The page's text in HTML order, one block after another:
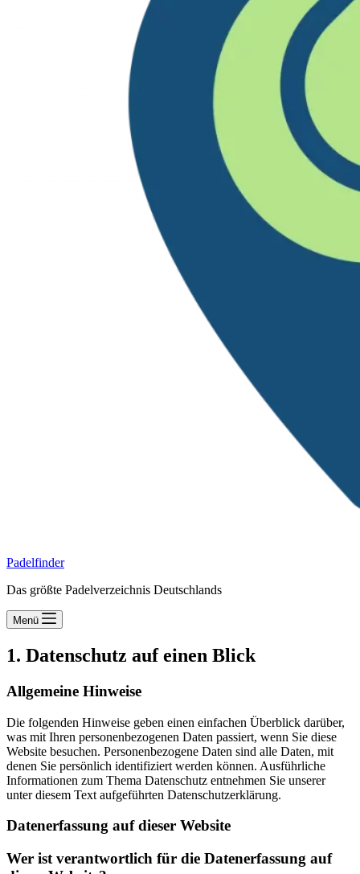
Padelfinder
Das größte Padelverzeichnis Deutschlands
Menü
1. Datenschutz auf einen Blick
Allgemeine Hinweise
Die folgenden Hinweise geben einen einfachen Überblick darüber,
was mit Ihren personenbezogenen Daten passiert, wenn Sie diese
Website besuchen. Personenbezogene Daten sind alle Daten, mit
denen Sie persönlich identifiziert werden können. Ausführliche
Informationen zum Thema Datenschutz entnehmen Sie unserer
unter diesem Text aufgeführten Datenschutzerklärung.
Datenerfassung auf dieser Website
Wer ist verantwortlich für die Datenerfassung auf